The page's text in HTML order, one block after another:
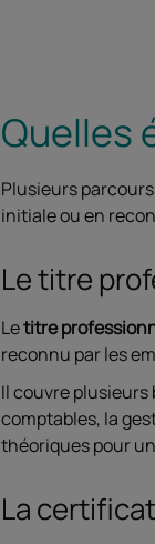
Quelles
Plusieurs
initiale ou en
Le titre
Letitre
reconnu par les
Il couvre
comptables, la
théoriques pour
La